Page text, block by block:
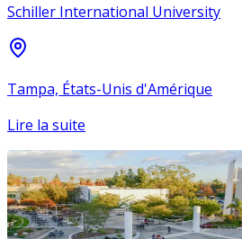
Schiller International University
Tampa, États-Unis d'Amérique
Lire la suite